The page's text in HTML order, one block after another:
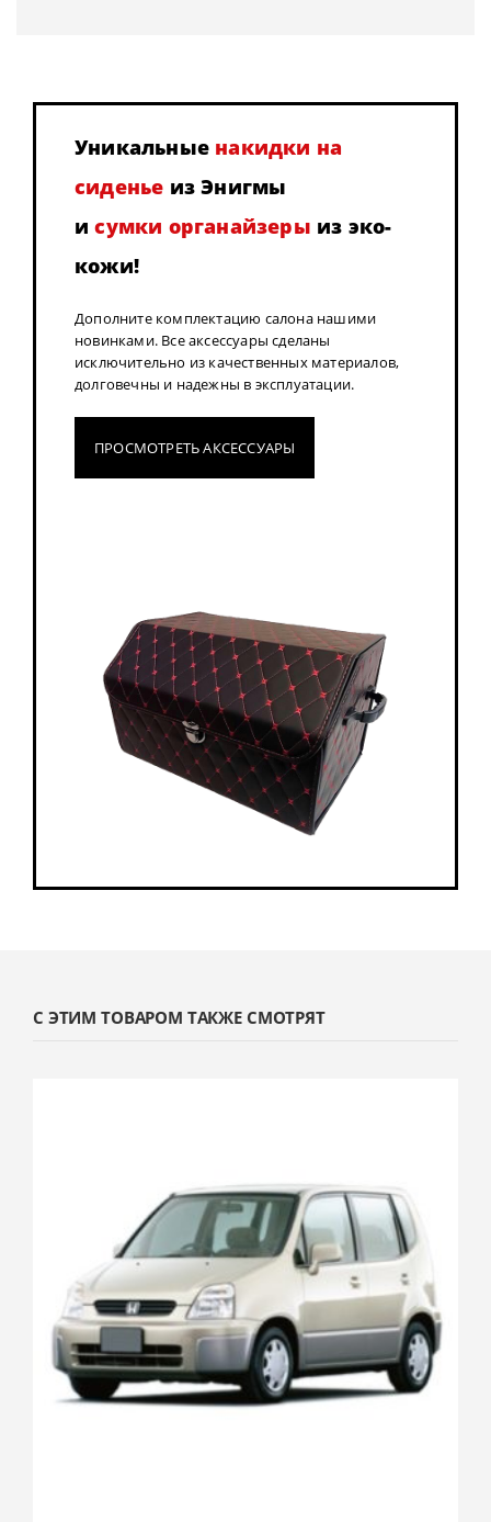
Уникальные накидки на
сиденье из Энигмы
исумки органайзеры из эко-
кожи!
Дополните комплектацию салона нашими
новинками. Все аксессуары сделаны
исключительно из качественных материалов,
долговечны и надежны в эксплуатации.
ПРОСМОТРЕТЬ АКСЕССУАРЫ
С ЭТИМ ТОВАРОМ ТАКЖЕ СМОТРЯТ